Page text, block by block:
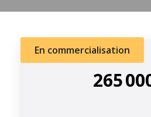
En commercialisation
265